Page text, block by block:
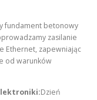
fundament betonowy
zasilanie
Ethernet, zapewniając
od warunków
Dzień